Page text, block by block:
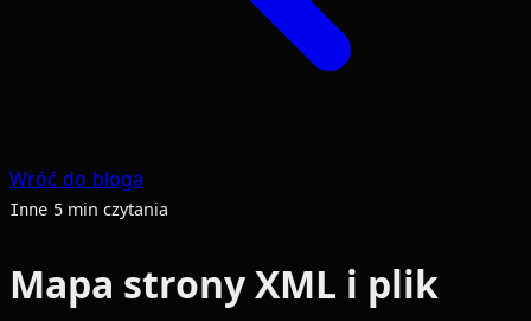
Wróć do bloga
Inne 5 min czytania
Mapa strony XML i plik